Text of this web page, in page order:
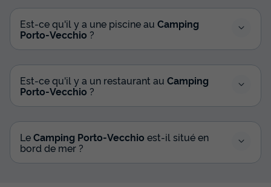
Est-ce qu'il y a une piscine au Camping
Porto-Vecchio ?
Est-ce qu'il y a un restaurant au Camping
Porto-Vecchio ?
LeCamping Porto-Vecchio est-il situé en
bord de mer ?